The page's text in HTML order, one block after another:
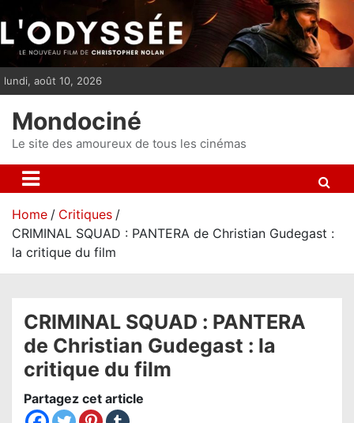
i
p
n
lundi, août 10, 2026
Mondociné
Le site des amoureux de tous les cinémas
Home
Critiques
CRIMINAL SQUAD : PANTERA de Christian Gudegast :
la critique du film
CRIMINAL SQUAD : PANTERA
de Christian Gudegast : la
critique du film
Partagez cet article